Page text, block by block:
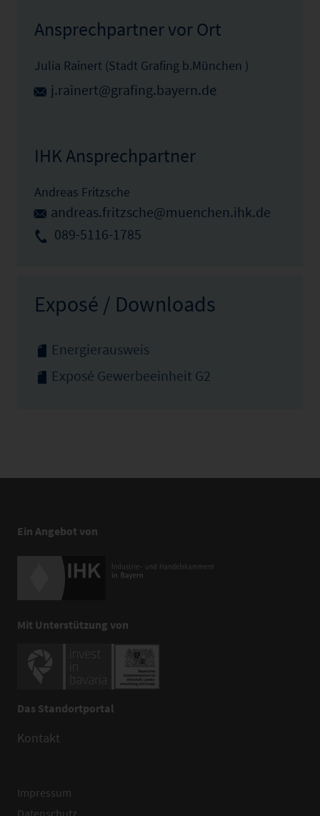
Ansprechpartner vor Ort
Julia Rainert (Stadt Grafing b.München )
j.rainert@grafing.bayern.de
IHK Ansprechpartner
Andreas Fritzsche
andreas.fritzsche@muenchen.ihk.de
089-5116-1785
Exposé / Downloads
Energierausweis
Exposé Gewerbeeinheit G2
Ein Angebot von
Mit Unterstützung von
Das Standortportal
Kontakt
Impressum